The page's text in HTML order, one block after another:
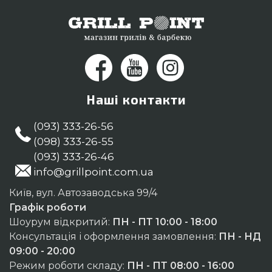
Наші контакти
(093) 333-26-56
(098) 333-26-55
(093) 333-26-46
info@grillpoint.com.ua
Київ, вул. Автозаводська 99/4
Графік роботи
Шоурум відкритий: ПН - ПТ 10:00 - 18:00
Консультація і оформлення замовлення: ПН - НД
09:00 - 20:00
Режим роботи складу: ПН - ПТ 08:00 - 16:00